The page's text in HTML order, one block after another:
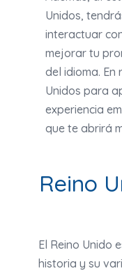
Unidos,
interactuar
mejorar tu
del idioma. En
Unidos para
experiencia
que te abrirá
Reino
El Reino Unido
historia y su